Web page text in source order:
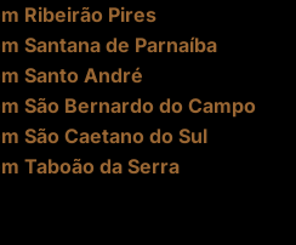
Ribeirão Pires
Santana de Parnaíba
Santo André
São Bernardo do Campo
São Caetano do Sul
Taboão da Serra